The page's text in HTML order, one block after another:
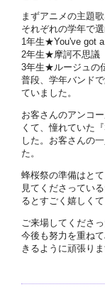
まずアニメの主題
それぞれの学年で選
1年生★You've got
2年生★摩訶不思議
3年生★ルージュの
普段、学年バンド
ていました。
お客さんのアンコ
くて、憧れていた
した。お客さんの
た。
蜂桜祭の準備はと
見てくださってい
るとすごく嬉しく
ご来場してくださ
今後も努力を重ね
きるように頑張りま